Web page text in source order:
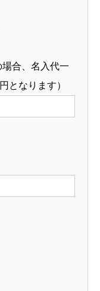
合、名入代一
となります）